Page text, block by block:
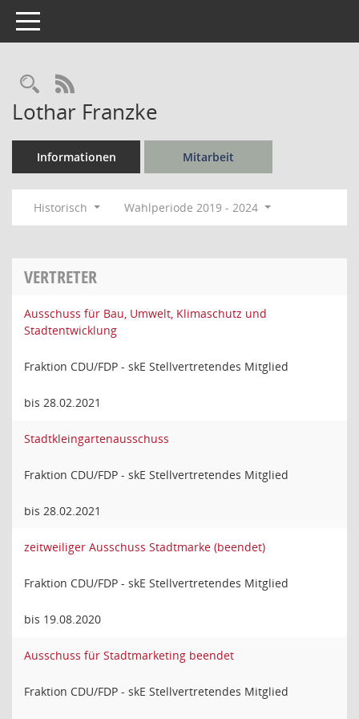
Toggle navigation
Rechercheauswahl
RSS-Feed
Lothar Franzke
Informationen Mitarbeit
Historisch Wahlperiode 2019 - 2024
VERTRETER
Ausschuss für Bau, Umwelt, Klimaschutz und
Stadtentwicklung
Fraktion CDU/FDP - skE Stellvertretendes Mitglied
bis 28.02.2021
Stadtkleingartenausschuss
Fraktion CDU/FDP - skE Stellvertretendes Mitglied
bis 28.02.2021
zeitweiliger Ausschuss Stadtmarke (beendet)
Fraktion CDU/FDP - skE Stellvertretendes Mitglied
bis 19.08.2020
Ausschuss für Stadtmarketing beendet
Fraktion CDU/FDP - skE Stellvertretendes Mitglied